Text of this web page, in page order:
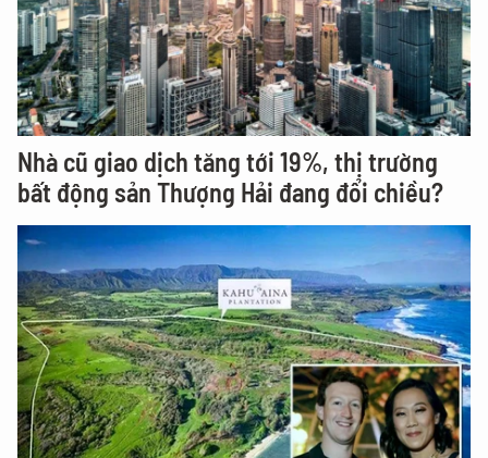
Nhà cũ giao dịch tăng tới 19%, thị trường
bất động sản Thượng Hải đang đổi chiều?